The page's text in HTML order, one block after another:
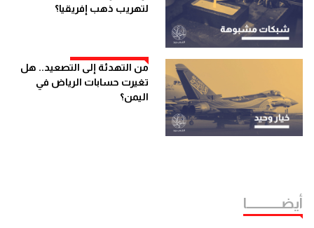
لتهريب ذهب إفريقيا؟
من التهدئة إلى التصعيد.. هل
تغيرت حسابات الرياض في
اليمن؟
أيضــــــــــــا